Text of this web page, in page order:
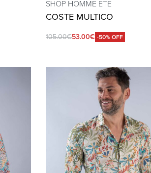
SHOP HOMME ETE
COSTE MULTICO
105.00€53.00€ -50% OFF